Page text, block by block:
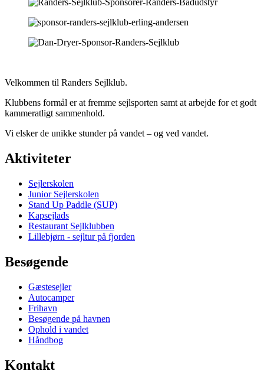
Velkommen til Randers Sejlklub.
Klubbens formål er at fremme sejlsporten samt at arbejde for et godt
kammeratligt sammenhold.
Vi elsker de unikke stunder på vandet – og ved vandet.
Aktiviteter
Sejlerskolen
Junior Sejlerskolen
Stand Up Paddle (SUP)
Kapsejlads
Restaurant Sejlklubben
Lillebjørn - sejltur på fjorden
Besøgende
Gæstesejler
Autocamper
Frihavn
Besøgende på havnen
Ophold i vandet
Håndbog
Kontakt